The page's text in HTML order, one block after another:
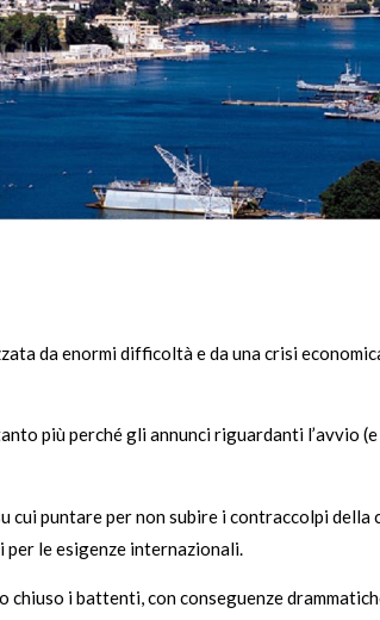
da enormi difficoltà e da una crisi
più perché gli annunci riguardanti l’avvio
puntare per non subire i contraccolpi della
per le esigenze internazionali.
chiuso i battenti, con conseguenze